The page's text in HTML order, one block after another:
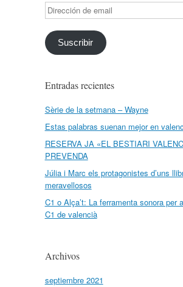
Dirección
de
email
Suscribir
Entradas recientes
Sèrie de la setmana – Wayne
Estas palabras suenan mejor en
RESERVA JA «EL BESTIARI
PREVENDA
Júlia i Marc els protagonistes d’uns
meravellosos
C1 o Alça’t: La ferramenta sonora per
C1 de valencià
Archivos
septiembre 2021